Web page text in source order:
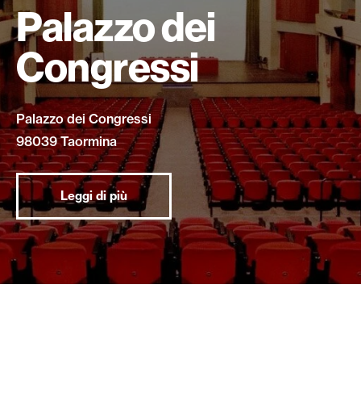
Palazzo dei
Congressi
Palazzo dei Congressi
98039 Taormina
Leggi di più